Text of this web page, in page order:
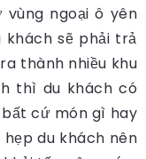
vùng ngoại ô yên
khách sẽ phải trả
thành nhiều khu
thì du khách có
cứ món gì hay
du khách nên